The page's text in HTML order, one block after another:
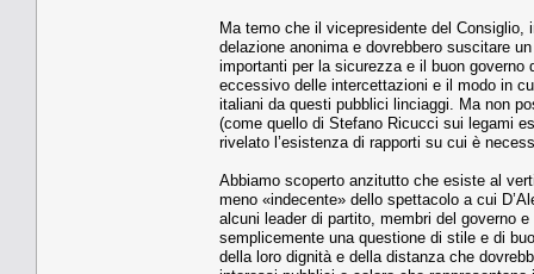
Ma temo che il vicepresidente del
delazione anonima e dovrebbero suscitare
importanti per la sicurezza e il buon governo
eccessivo delle intercettazioni e il modo in
italiani da questi pubblici linciaggi. Ma non
(come quello di Stefano Ricucci sui legami
rivelato l’esistenza di rapporti su cui è
Abbiamo scoperto anzitutto che esiste al
meno «indecente» dello spettacolo a cui
alcuni leader di partito, membri del governo
semplicemente una questione di stile e di
della loro dignità e della distanza che